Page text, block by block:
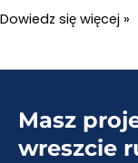
TOP
DARMOWYCH
stronę
Dowiedz się więcej »
Masz
wreszcie